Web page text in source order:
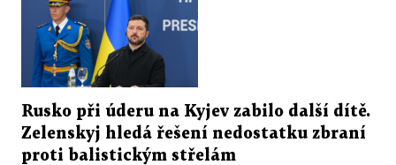
Rusko při úderu na Kyjev zabilo další dítě.
Zelenskyj hledá řešení nedostatku zbraní
proti balistickým střelám